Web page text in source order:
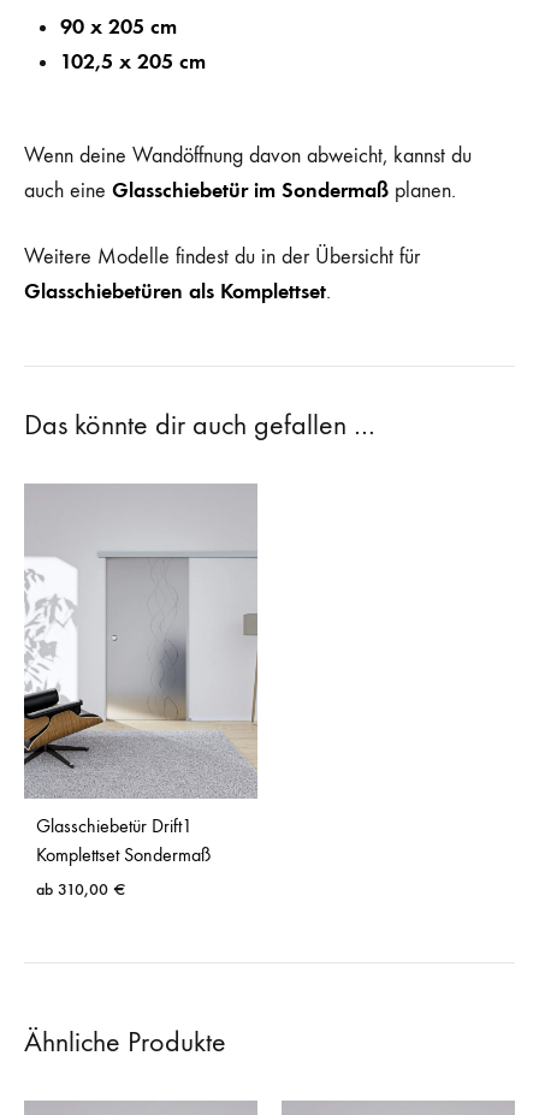
90 x 205 cm
102,5 x 205 cm
Wenn deine Wandöffnung davon abweicht, kannst du
auch eine Glasschiebetür im Sondermaß planen.
Weitere Modelle findest du in der Übersicht für
Glasschiebetüren als Komplettset.
Das könnte dir auch gefallen …
Glasschiebetür Drift1
Komplettset Sondermaß
ab 310,00 €
Ähnliche Produkte